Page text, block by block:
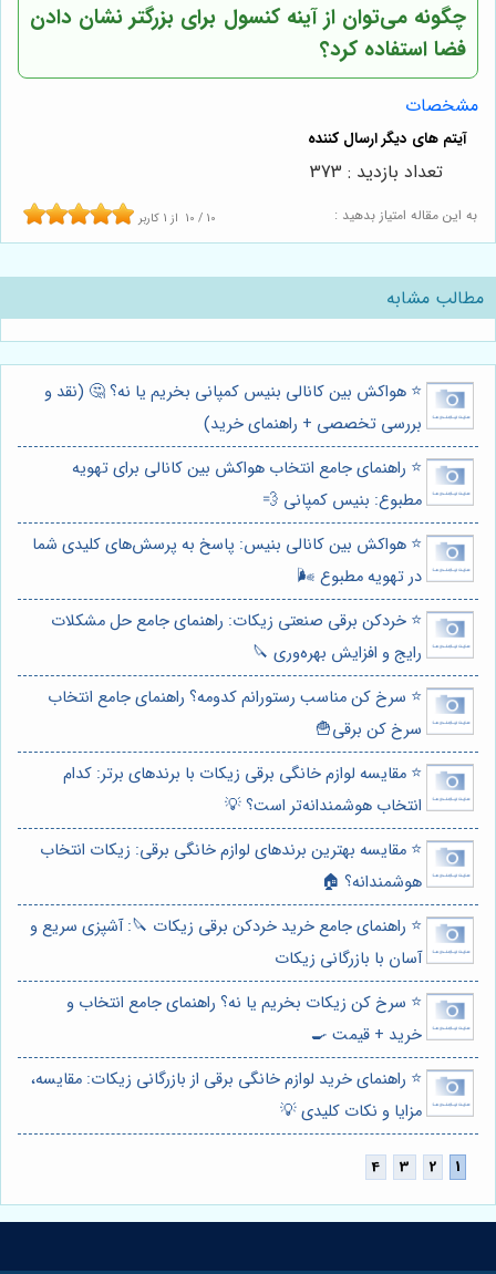
چگونه می‌توان از آینه کنسول برای بزرگتر نشان دادن
فضا استفاده کرد؟
مشخصات
به این مقاله امتیاز بدهید : 10 / 10 از 1 کاربر
تعداد بازدید : 373
مطالب مشابه
⭐️ هواکش بین کانالی بنیس کمپانی بخریم یا نه؟ 🤔 (نقد و
بررسی تخصصی + راهنمای خرید)
⭐️ راهنمای جامع انتخاب هواکش بین کانالی برای تهویه
مطبوع: بنیس کمپانی 💨
⭐️ هواکش بین کانالی بنیس: پاسخ به پرسش‌های کلیدی شما
در تهویه مطبوع 🌬️
⭐️ خردکن برقی صنعتی زیکات: راهنمای جامع حل مشکلات
رایج و افزایش بهره‌وری 🔪
⭐️ سرخ کن مناسب رستورانم کدومه؟ راهنمای جامع انتخاب
سرخ کن برقی🍟
⭐️ مقایسه لوازم خانگی برقی زیکات با برندهای برتر: کدام
انتخاب هوشمندانه‌تر است؟ 💡
⭐️ مقایسه بهترین برندهای لوازم خانگی برقی: زیکات انتخاب
هوشمندانه؟ 🏠
⭐️ راهنمای جامع خرید خردکن برقی زیکات 🔪: آشپزی سریع و
آسان با بازرگانی زیکات
⭐️ سرخ کن زیکات بخریم یا نه؟ راهنمای جامع انتخاب و
خرید + قیمت 🍳
⭐️ راهنمای خرید لوازم خانگی برقی از بازرگانی زیکات: مقایسه،
مزایا و نکات کلیدی 💡